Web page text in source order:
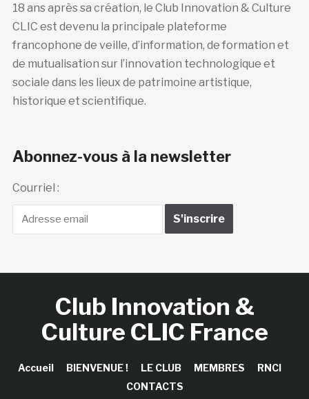
18 ans après sa création, le Club Innovation & Culture
CLIC est devenu la principale plateforme
francophone de veille, d’information, de formation et
de mutualisation sur l’innovation technologique et
sociale dans les lieux de patrimoine artistique,
historique et scientifique.
Abonnez-vous à la newsletter
Courriel :
Club Innovation &
Culture CLIC France
Accueil BIENVENUE ! LE CLUB MEMBRES
RNCI
CONTACTS